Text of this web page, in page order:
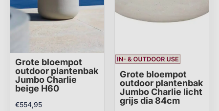
Grote bloempot
outdoor plantenbak
Jumbo Charlie
beige H60
€554,95
Grote bloempot
outdoor plantenbak
Jumbo Charlie licht
grijs dia 84cm